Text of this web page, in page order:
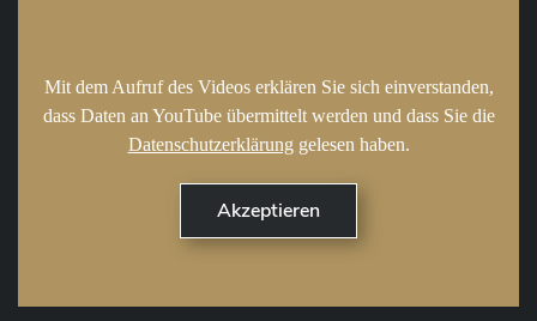
Mit dem Aufruf des Videos erklären Sie sich einverstanden,
dass Daten an YouTube übermittelt werden und dass Sie die
Datenschutzerklärung gelesen haben.